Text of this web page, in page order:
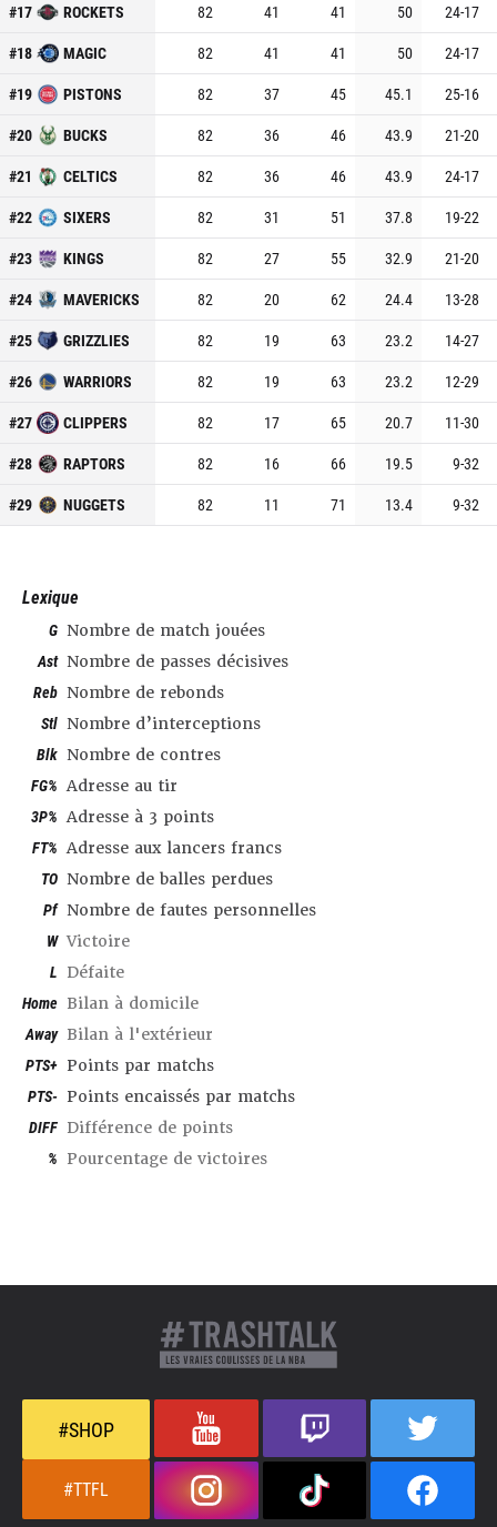
#17 ROCKETS 82 41 41 50 24-17
#18 MAGIC 82 41 41 50 24-17
#19 PISTONS 82 37 45 45.1 25-16
#20 BUCKS 82 36 46 43.9 21-20
#21 CELTICS 82 36 46 43.9 24-17
#22 SIXERS 82 31 51 37.8 19-22
#23 KINGS 82 27 55 32.9 21-20
#24 MAVERICKS 82 20 62 24.4 13-28
#25 GRIZZLIES 82 19 63 23.2 14-27
#26 WARRIORS 82 19 63 23.2 12-29
#27 CLIPPERS 82 17 65 20.7 11-30
#28 RAPTORS 82 16 66 19.5 9-32
#29 NUGGETS 82 11 71 13.4 9-32
Lexique
G Nombre de match jouées
Ast Nombre de passes décisives
Reb Nombre de rebonds
Stl Nombre d’interceptions
Blk Nombre de contres
FG% Adresse au tir
3P% Adresse à 3 points
FT% Adresse aux lancers francs
TO Nombre de balles perdues
Pf Nombre de fautes personnelles
W Victoire
L Défaite
Home Bilan à domicile
Away Bilan à l'extérieur
PTS+ Points par matchs
PTS- Points encaissés par matchs
DIFF Différence de points
% Pourcentage de victoires
#SHOP
#TTFL